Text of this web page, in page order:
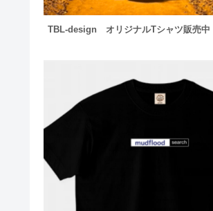
TBL-design オリジナルTシャツ販売中